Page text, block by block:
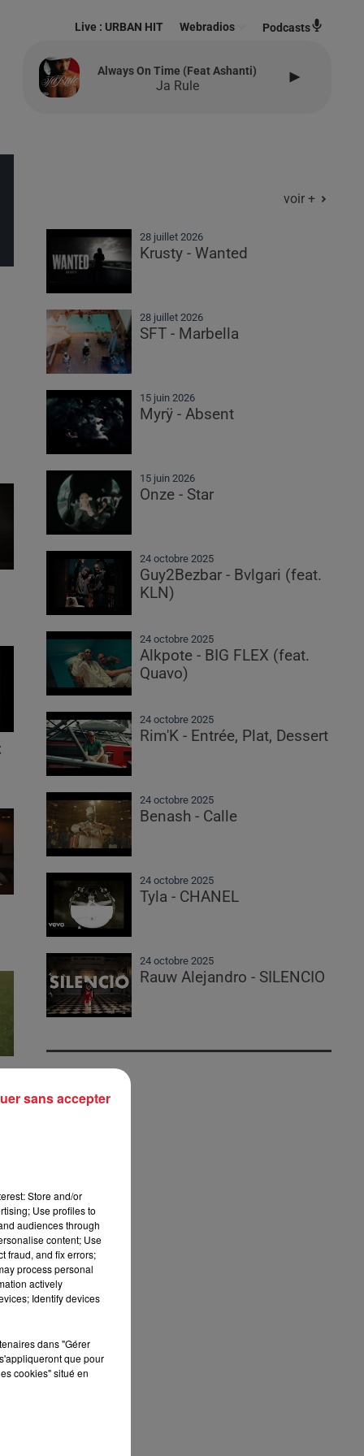
Live : URBAN HIT Webradios Podcasts
Always On Time (feat Ashanti)
Ja Rule
voir +
28 juillet 2026
Krusty - Wanted
28 juillet 2026
SFT - Marbella
15 juin 2026
Myrÿ - Absent
15 juin 2026
Onze - Star
24 octobre 2025
Guy2Bezbar - Bvlgari (feat.
KLN)
24 octobre 2025
Alkpote - BIG FLEX (feat.
Quavo)
24 octobre 2025
Rim'K - Entrée, Plat, Dessert
24 octobre 2025
Benash - Calle
24 octobre 2025
Tyla - CHANEL
24 octobre 2025
Rauw Alejandro - SILENCIO
Store and/or
Use profiles to
audiences through
content; Use
fraud, and fix errors;
process personal
actively
Identify devices
dans "Gérer
que pour
cookies" situé en
sans accepter